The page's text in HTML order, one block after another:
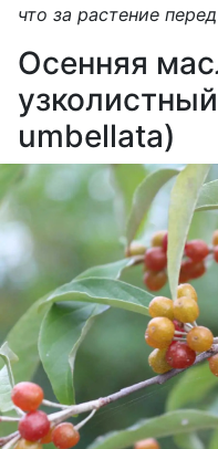
что за растение
Осенняя
umbellata)